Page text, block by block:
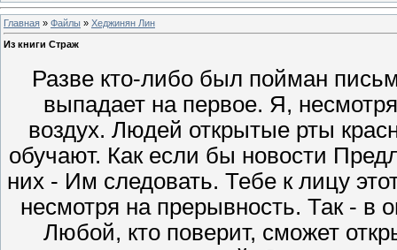
Главная » Файлы » Хеджинян Лин
Из книги Страж
Разве кто‑либо был пойман
выпадает на первое. Я,
воздух. Людей открытые рты
обучают. Как если бы новости
них - Им следовать. Тебе к лицу
несмотря на прерывность. Так - в
Любой, кто поверит, сможет